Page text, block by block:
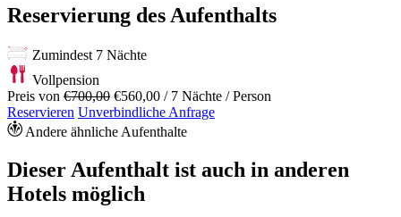
Reservierung des Aufenthalts
Zumindest 7 Nächte
Vollpension
Preis von €700,00 €560,00 / 7 Nächte / Person
Reservieren Unverbindliche Anfrage
Andere ähnliche Aufenthalte
Dieser Aufenthalt ist auch in anderen
Hotels möglich